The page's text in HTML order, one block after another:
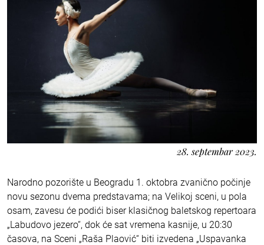
28. septembar 2023.
Narodno pozorište u Beogradu 1. oktobra zvanično počinje
novu sezonu dvema predstavama; na Velikoj sceni, u pola
osam, zavesu će podići biser klasičnog baletskog repertoara
„Labudovo jezero“, dok će sat vremena kasnije, u 20:30
časova, na Sceni „Raša Plaović“ biti izvedena „Uspavanka